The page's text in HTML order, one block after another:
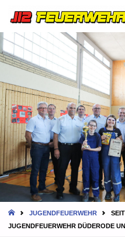
HOMEJUGENDFEUERWEHR
JUGENDFEUERWEHR DÜDERODE